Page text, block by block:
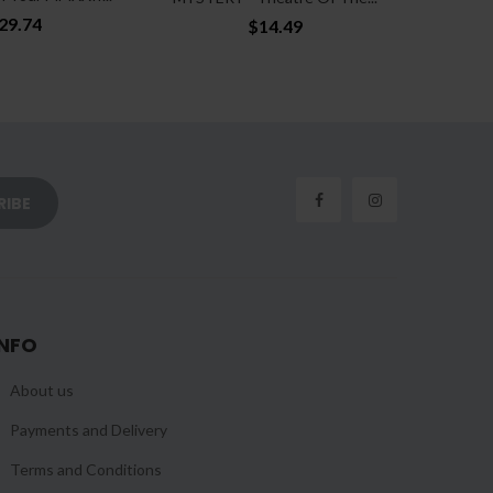
$14.49
About us
Payments and Delivery
Terms and Conditions